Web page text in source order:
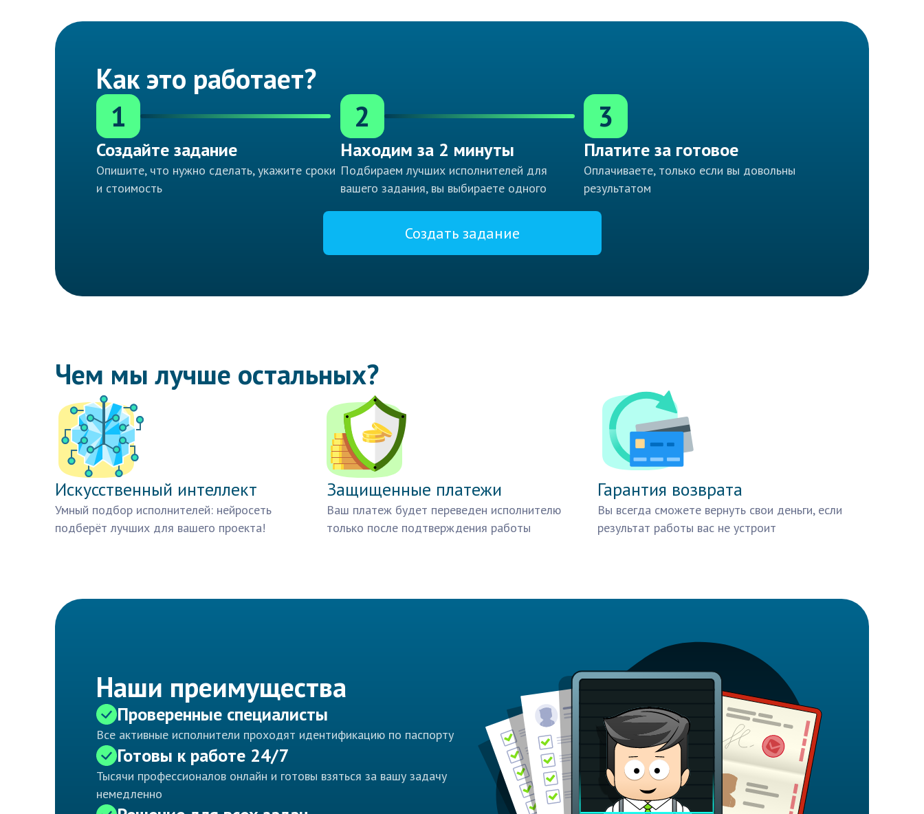
Как это работает?
1
Создайте задание
Опишите, что нужно сделать, укажите сроки
и стоимость
2
Находим за 2 минуты
Подбираем лучших исполнителей для
вашего задания, вы выбираете одного
3
Платите за готовое
Оплачиваете, только если вы довольны
результатом
Создать задание
Чем мы лучше остальных?
Искусственный интеллект
Умный подбор исполнителей: нейросеть
подберёт лучших для вашего проекта!
Защищенные платежи
Ваш платеж будет переведен исполнителю
только после подтверждения работы
Гарантия возврата
Вы всегда сможете вернуть свои деньги, если
результат работы вас не устроит
Наши преимущества
Проверенные специалисты
Все активные исполнители проходят идентификацию по паспорту
Готовы к работе 24/7
Тысячи профессионалов онлайн и готовы взяться за вашу задачу
немедленно